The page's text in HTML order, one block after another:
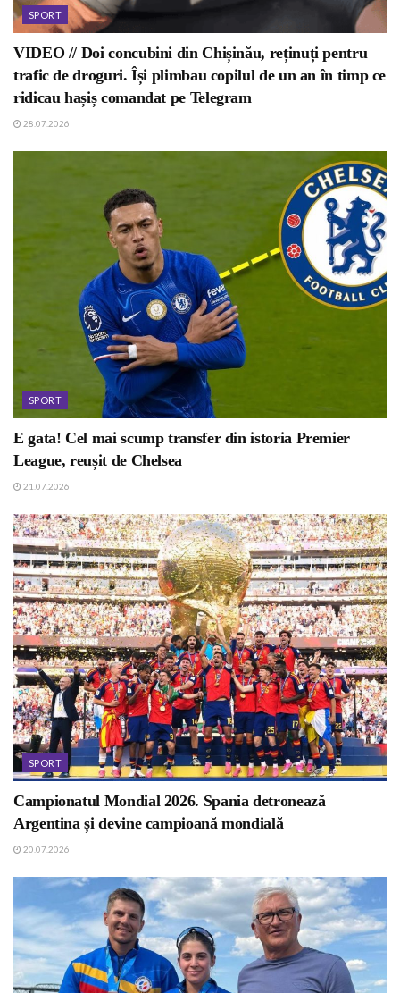
SPORT
VIDEO // Doi concubini din Chișinău, reținuți pentru
trafic de droguri. Își plimbau copilul de un an în timp ce
ridicau hașiș comandat pe Telegram
28.07.2026
SPORT
E gata! Cel mai scump transfer din istoria Premier
League, reușit de Chelsea
21.07.2026
SPORT
Campionatul Mondial 2026. Spania detronează
Argentina și devine campioană mondială
20.07.2026